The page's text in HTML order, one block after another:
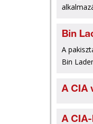
Bin
A
Bin
A CIA
A